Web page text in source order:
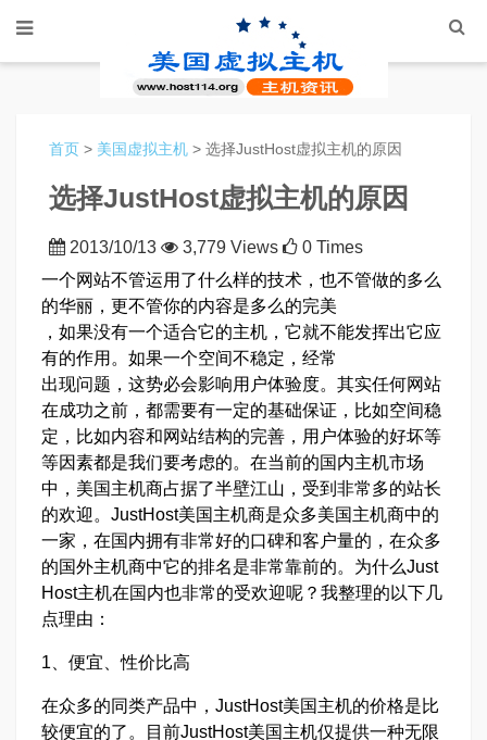
首页 > 美国虚拟主机 > 选择JustHost虚拟主机的原因
选择JustHost虚拟主机的原因
2013/10/13 3,779 Views
0 Times
一个网站不管运用了什么样的技术，也不管做的多么
的华丽，更不管你的内容是多么的完美
，如果没有一个适合它的主机，它就不能发挥出它应
有的作用。如果一个空间不稳定，经常
出现问题，这势必会影响用户体验度。其实任何网站
在成功之前，都需要有一定的基础保证，比如空间稳
定，比如内容和网站结构的完善，用户体验的好坏等
等因素都是我们要考虑的。在当前的国内主机市场
中，美国主机商占据了半壁江山，受到非常多的站长
的欢迎。JustHost美国主机商是众多美国主机商中的
一家，在国内拥有非常好的口碑和客户量的，在众多
的国外主机商中它的排名是非常靠前的。为什么Just
Host主机在国内也非常的受欢迎呢？我整理的以下几
点理由：
1、便宜、性价比高
在众多的同类产品中，JustHost美国主机的价格是比
较便宜的了。目前JustHost美国主机仅提供一种无限